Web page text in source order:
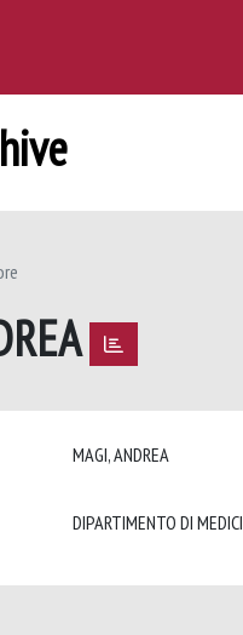
MAGI, ANDREA
DIPARTIMENTO DI